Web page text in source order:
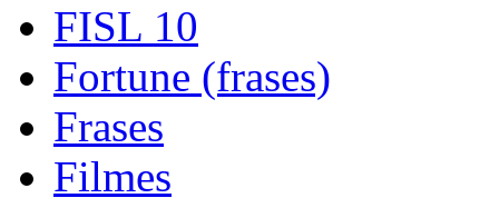
FISL 10
Fortune (frases)
Frases
Filmes